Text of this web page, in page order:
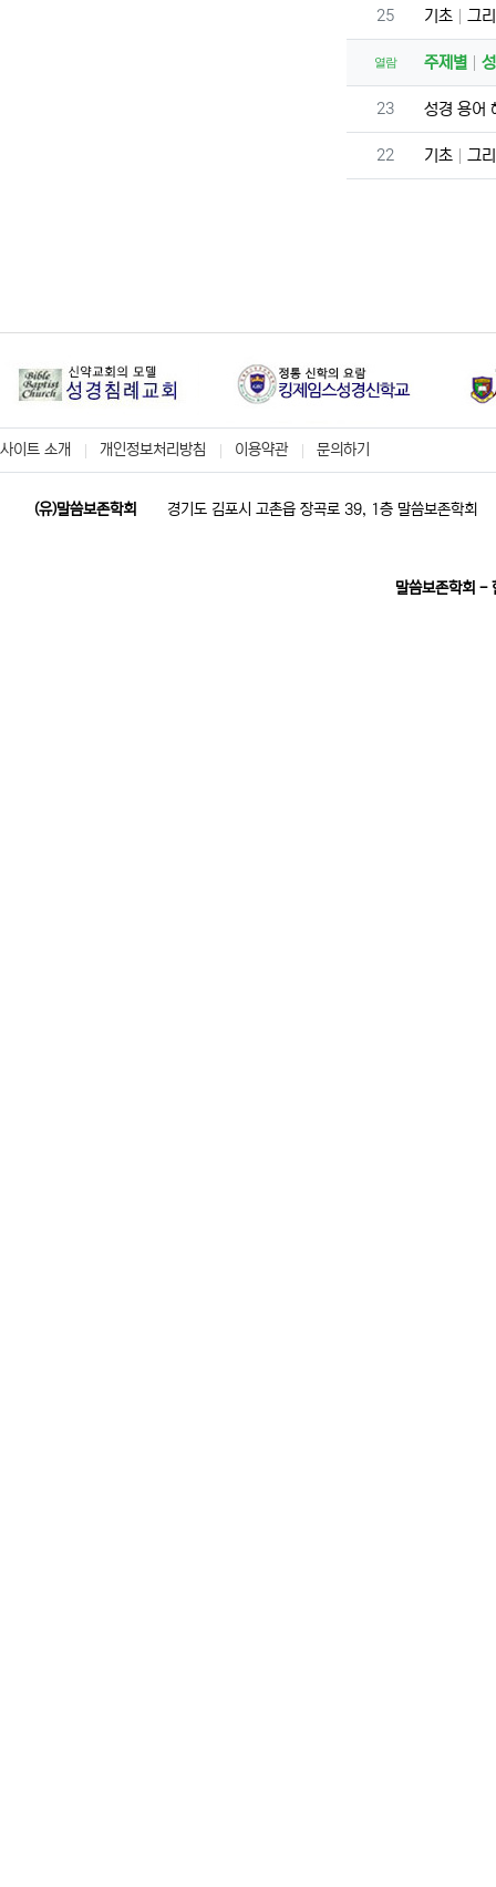
번호
25 기초 그
열람 주제별
번호
23 성경 용어
번호
22 기초 그
사이트 소개 개인정보처리방침 이용약관 문의하기
(유)말씀보존학회 경기도 김포시 고촌읍 장곡로 39, 1층 말씀보존학회
말씀보존학회 -